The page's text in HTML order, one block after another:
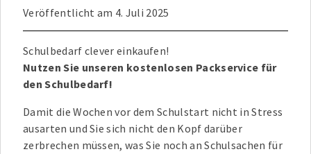
Veröffentlicht am 4. Juli 2025
Schulbedarf clever einkaufen!
Nutzen Sie unseren kostenlosen Packservice für
den Schulbedarf!
Damit die Wochen vor dem Schulstart nicht in Stress
ausarten und Sie sich nicht den Kopf darüber
zerbrechen müssen, was Sie noch an Schulsachen für